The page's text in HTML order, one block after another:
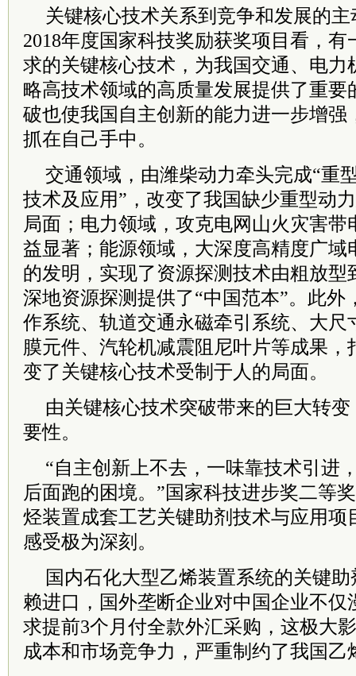
关键核心技术关系到竞争和发展的
2018年度国家科技奖励获奖项目看，
求的关键核心技术，为我国交通、电力
略高技术领域的高质量发展提供了重要
破也使我国自主创新的能力进一步增强
抓在自己手中。
交通领域，由潍柴动力牵头完成“重
技术及应用”，改变了我国缺少重型动
局面；电力领域，攻克电网山火灾害带
益显著；能源领域，大深度高精度广域
的发明，实现了资源探测技术由粗放型
深地资源探测提供了“中国范本”。此外
作系统、轨道交通永磁牵引系统、大尺
膜元件、汽轮机减震阻尼叶片等成果，
变了关键核心技术受制于人的局面。
由关键核心技术突破带来的巨大转
要性。
“自主创新上不去，一味靠技术引进
后面跑的困境。”国家科技进步奖二等
烃装置成套工艺关键助剂技术与应用项
感受极为深刻。
国内石化大型乙烯装置系统的关键
赖进口，国外垄断企业对中国企业不仅
求提前3个月付全款外汇采购，这极大
成本和市场竞争力，严重制约了我国乙